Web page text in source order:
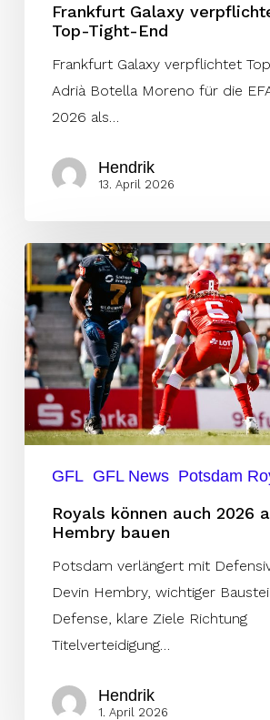
Frankfurt Galaxy
Top-Tight-End
Frankfurt Galaxy verpflichtet
Adrià Botella Moreno für die
2026 als…
Hendrik
13. April 2026
Royals
können
auch
2026
auf
Devin
Hembry
bauen
GFL GFL News Potsdam
Royals können auch 2026
Hembry bauen
Potsdam verlängert mit
Devin Hembry, wichtiger
Defense, klare Ziele Richtung
Titelverteidigung…
Hendrik
1. April 2026